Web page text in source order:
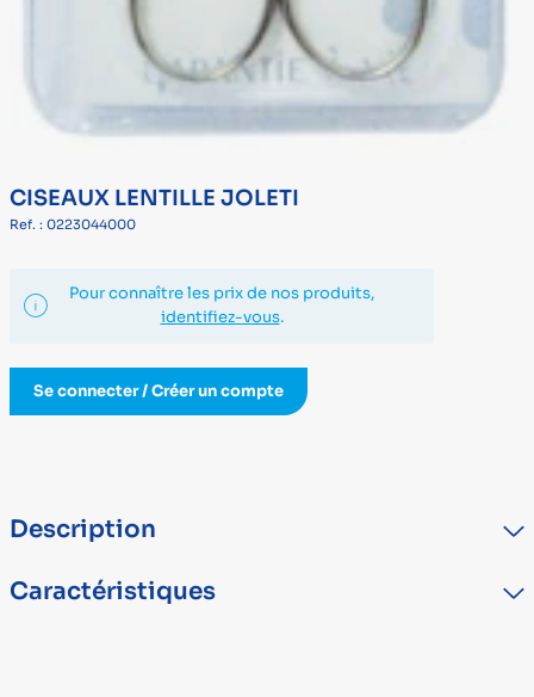
CISEAUX LENTILLE JOLETI
Ref. : 0223044000
Pour connaître les prix de nos produits,
identifiez-vous.
Se connecter / Créer un compte
Description
Caractéristiques